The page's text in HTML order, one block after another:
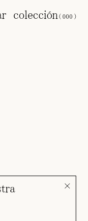
colección
( 000 )